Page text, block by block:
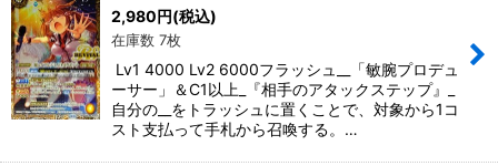
2,980 円(税込)
在庫数 7枚
Lv1 4000 Lv2 6000フラッシュ__「敏腕プロデュ
ーサー」＆C1以上_『相手のアタックステップ』_
自分の__をトラッシュに置くことで、対象から1コ
スト支払って手札から召喚する。…